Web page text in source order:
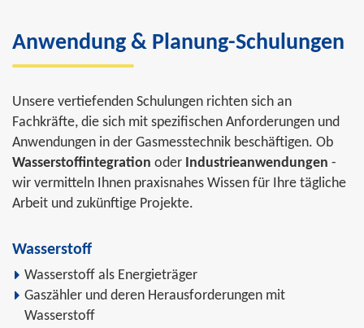
Anwendung & Planung-Schulungen
Unsere vertiefenden Schulungen richten sich an
Fachkräfte, die sich mit spezifischen Anforderungen und
Anwendungen in der Gasmesstechnik beschäftigen. Ob
Wasserstoffintegration oder Industrieanwendungen -
wir vermitteln Ihnen praxisnahes Wissen für Ihre tägliche
Arbeit und zukünftige Projekte.
Wasserstoff
Wasserstoff als Energieträger
Gaszähler und deren Herausforderungen mit
Wasserstoff